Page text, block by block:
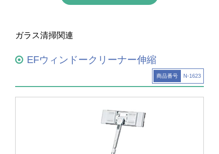
ガラス清掃関連
EFウィンドークリーナー伸縮
商品番号 N-1623